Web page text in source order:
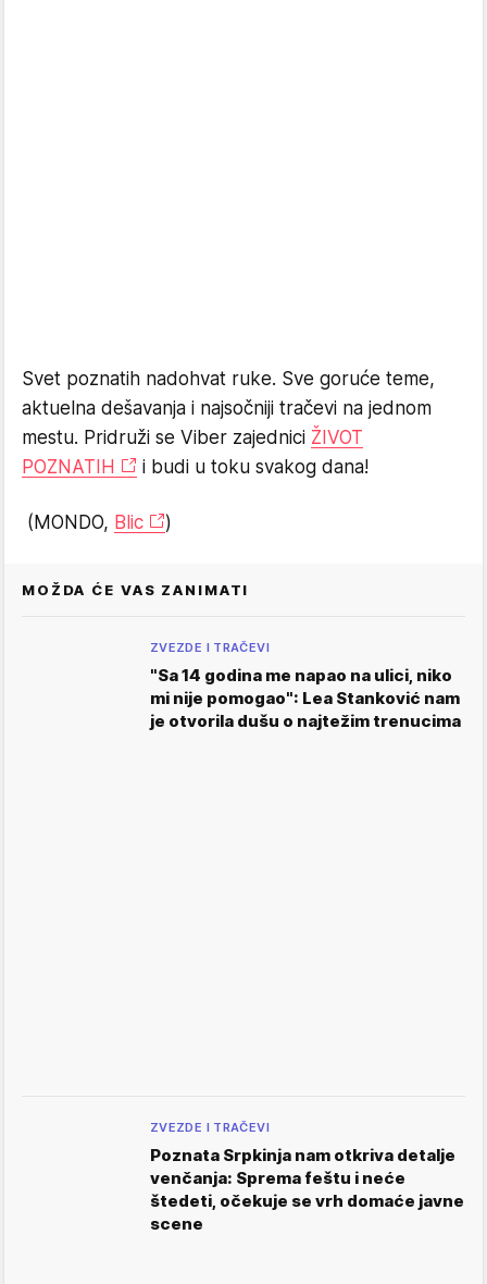
Svet poznatih nadohvat ruke. Sve goruće teme,
aktuelna dešavanja i najsočniji tračevi na jednom
mestu. Pridruži se Viber zajednici ŽIVOT
POZNATIH
i budi u toku svakog dana!
(MONDO, Blic )
MOŽDA ĆE VAS ZANIMATI
ZVEZDE I TRAČEVI
"Sa 14 godina me napao na ulici, niko
mi nije pomogao": Lea Stanković nam
je otvorila dušu o najtežim trenucima
ZVEZDE I TRAČEVI
Poznata Srpkinja nam otkriva detalje
venčanja: Sprema feštu i neće
štedeti, očekuje se vrh domaće javne
scene